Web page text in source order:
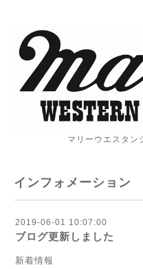
マリーウエスタ
インフォメーション
2019-06-01 10:07:00
ブログ更新しました
新着情報